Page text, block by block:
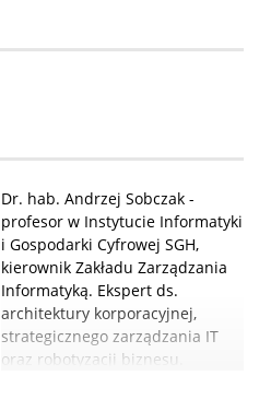
Dr. hab. Andrzej Sobczak -
profesor w Instytucie Informatyki
i Gospodarki Cyfrowej SGH,
kierownik Zakładu Zarządzania
Informatyką. Ekspert ds.
architektury korporacyjnej,
strategicznego zarządzania IT
oraz robotyzacji biznesu.